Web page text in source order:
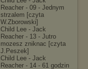
Reacher - 09 - Jednym
strzalem [czyta
W.Zborowski]
Child Lee - Jack
Reacher - 13 - Jutro
mozesz zniknac [czyta
J.Peszek]
Child Lee - Jack
Reacher - 14 - 61 godzin